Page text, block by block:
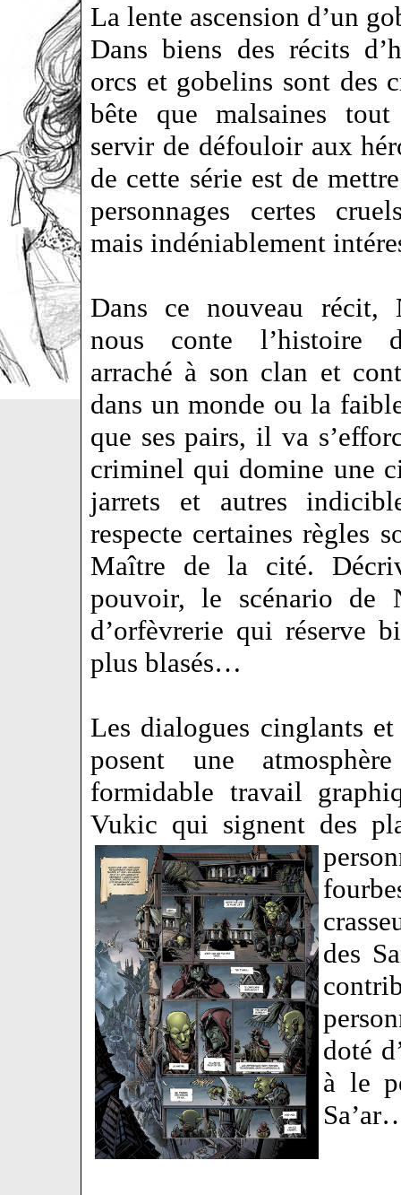
La lente ascension d’un
Dans biens des récits
orcs et gobelins sont des
bête que malsaines
servir de défouloir aux
de cette série est de
personnages certes
mais indéniablement
Dans ce nouveau récit,
nous conte l’histoire
arraché à son clan et
dans un monde ou la
que ses pairs, il va
criminel qui domine une
jarrets et autres
respecte certaines règles
Maître de la cité.
pouvoir, le scénario de
d’orfèvrerie qui réserve
plus blasés…
Les dialogues cinglants
posent une
formidable travail
Vukic qui signent des
des
doté
à le